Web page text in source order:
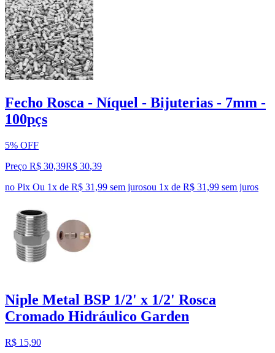
Fecho Rosca - Níquel - Bijuterias - 7mm -
100pçs
5% OFF
Preço R$ 30,39R$ 30,39
no Pix Ou 1x de R$ 31,99 sem jurosou 1x de R$ 31,99 sem juros
Niple Metal BSP 1/2' x 1/2' Rosca
Cromado Hidráulico Garden
R$ 15,90